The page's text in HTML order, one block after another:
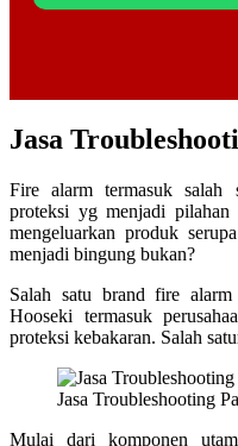
Jasa
Fire alarm termasuk salah
proteksi yg menjadi
mengeluarkan produk
menjadi bingung bukan?
Salah satu brand fire
Hooseki termasuk
proteksi kebakaran. Salah
Jasa Troubleshooting
Mulai dari komponen